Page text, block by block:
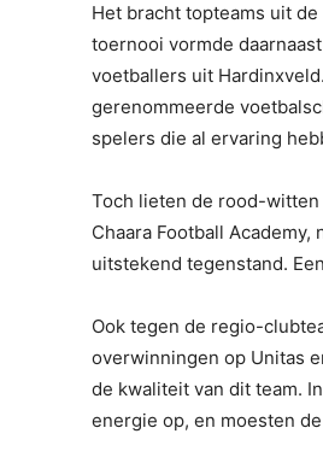
Het bracht topteams uit
toernooi vormde
voetballers uit
gerenommeerde
spelers die al ervaring
Toch lieten de rood-witten
Chaara Football
uitstekend tegenstand.
Ook tegen de regio-
overwinningen op Unitas
de kwaliteit van dit team.
energie op, en moesten